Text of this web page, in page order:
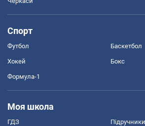
Спорт
Футбол Баскетбол
Хокей Бокс
Формула-1
Моя школа
ГДЗ Підручники